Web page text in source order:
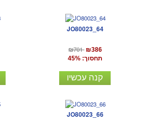
JO80023_64
₪701 ₪386
תחסוך: 45%
קנה עכשיו
JO80023_66